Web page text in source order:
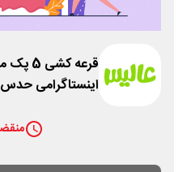
قرعه
اینستاگرامی